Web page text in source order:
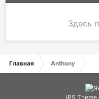
Здесь
Главная Anthony
IPS Theme